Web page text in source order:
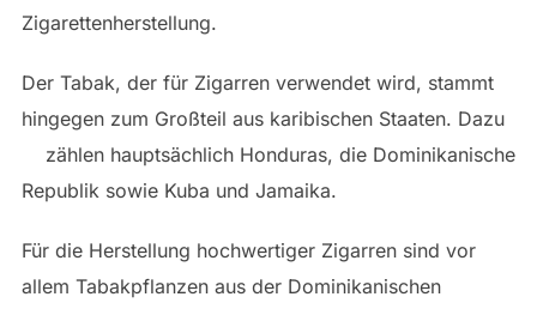
Zigarettenherstellung.
Der Tabak, der für Zigarren verwendet wird, stammt
hingegen zum Großteil aus karibischen Staaten. Dazu
zählenhauptsächlich Honduras, die Dominikanische
Republik sowie Kuba und Jamaika.
Für die Herstellung hochwertiger Zigarren sind vor
allem Tabakpflanzen aus der Dominikanischen